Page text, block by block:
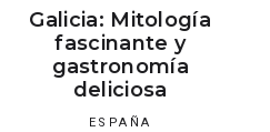
Galicia: Mitología
fascinante y
gastronomía
deliciosa
ESPAÑA